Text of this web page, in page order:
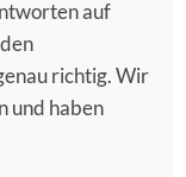
auf
richtig. Wir
und haben